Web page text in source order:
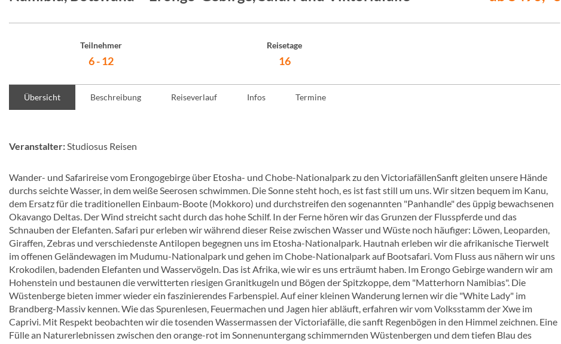
Teilnehmer
6 - 12
Reisetage
16
Übersicht Beschreibung Reiseverlauf Infos Termine
Veranstalter:Studiosus Reisen
Wander- und Safarireise vom Erongogebirge über Etosha- und Chobe-Nationalpark zu den VictoriafällenSanft gleiten unsere Hände
durchs seichte Wasser, in dem weiße Seerosen schwimmen. Die Sonne steht hoch, es ist fast still um uns. Wir sitzen bequem im Kanu,
dem Ersatz für die traditionellen Einbaum-Boote (Mokkoro) und durchstreifen den sogenannten "Panhandle" des üppig bewachsenen
Okavango Deltas. Der Wind streicht sacht durch das hohe Schilf. In der Ferne hören wir das Grunzen der Flusspferde und das
Schnauben der Elefanten. Safari pur erleben wir während dieser Reise zwischen Wasser und Wüste noch häufiger: Löwen, Leoparden,
Giraffen, Zebras und verschiedenste Antilopen begegnen uns im Etosha-Nationalpark. Hautnah erleben wir die afrikanische Tierwelt
im offenen Geländewagen im Mudumu-Nationalpark und gehen im Chobe-Nationalpark auf Bootsafari. Vom Fluss aus nähern wir uns
Krokodilen, badenden Elefanten und Wasservögeln. Das ist Afrika, wie wir es uns erträumt haben. Im Erongo Gebirge wandern wir am
Hohenstein und bestaunen die verwitterten riesigen Granitkugeln und Bögen der Spitzkoppe, dem "Matterhorn Namibias". Die
Wüstenberge bieten immer wieder ein faszinierendes Farbenspiel. Auf einer kleinen Wanderung lernen wir die "White Lady" im
Brandberg-Massiv kennen. Wie das Spurenlesen, Feuermachen und Jagen hier abläuft, erfahren wir vom Volksstamm der Xwe im
Caprivi. Mit Respekt beobachten wir die tosenden Wassermassen der Victoriafälle, die sanft Regenbögen in den Himmel zeichnen. Eine
Fülle an Naturerlebnissen zwischen den orange-rot im Sonnenuntergang schimmernden Wüstenbergen und dem tiefen Blau des